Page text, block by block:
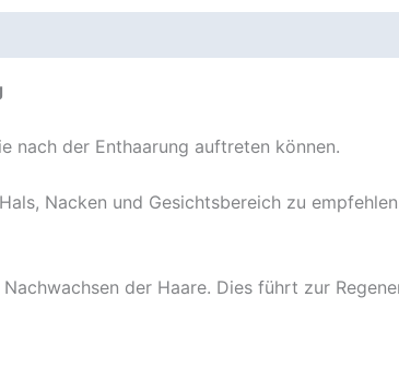
nach der Enthaarung auftreten können.
Nacken und Gesichtsbereich zu
der Haare. Dies führt zur